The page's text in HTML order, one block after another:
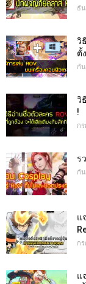
ธั
วิ
ตั้
กั
วิ
!
ก
ร
กั
แ
ก
แ